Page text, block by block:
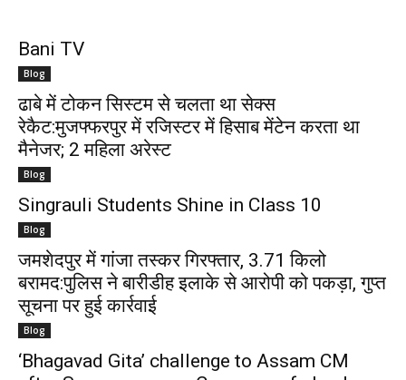
Bani TV
Blog
ढाबे में टोकन सिस्टम से चलता था सेक्स
रेकैट:मुजफ्फरपुर में रजिस्टर में हिसाब मेंटेन करता था
मैनेजर; 2 महिला अरेस्ट
Blog
Singrauli Students Shine in Class 10
Blog
जमशेदपुर में गांजा तस्कर गिरफ्तार, 3.71 किलो
बरामद:पुलिस ने बारीडीह इलाके से आरोपी को पकड़ा, गुप्त
सूचना पर हुई कार्रवाई
Blog
‘Bhagavad Gita’ challenge to Assam CM